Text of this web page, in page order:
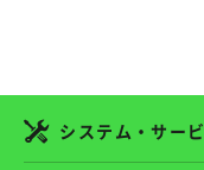
システム・サー